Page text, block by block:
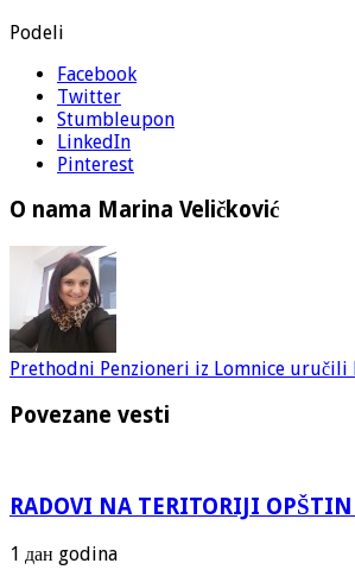
Podeli
Facebook
Twitter
Stumbleupon
LinkedIn
Pinterest
O nama Marina Veličković
Prethodni Penzioneri iz Lomnice
Povezane vesti
RADOVI NA TERITORIJI
1 дан godina